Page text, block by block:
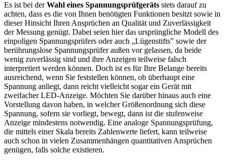
Es ist bei derWahl eines Spannungsprüfgeräts stets darauf zu
achten, dass es die von Ihnen benötigten Funktionen besitzt sowie in
dieser Hinsicht Ihren Ansprüchen an Qualität und Zuverlässigkeit
der Messung genügt. Dabei seien hier das ursprüngliche Modell des
einpoligen Spannungsprüfers oder auch „Lügenstifts” sowie der
berührungslose Spannungsprüfer außen vor gelassen, da beide
wenig zuverlässig sind und ihre Anzeigen teilweise falsch
interpretiert werden können. Doch ist es für Ihre Belange bereits
ausreichend, wenn Sie feststellen können, ob überhaupt eine
Spannung anliegt, dann reicht vielleicht sogar ein Gerät mit
zweifacher LED-Anzeige. Möchten Sie darüber hinaus auch eine
Vorstellung davon haben, in welcher Größenordnung sich diese
Spannung, sofern sie vorliegt, bewegt, dann ist die stufenweise
Anzeige mindestens notwendig. Eine analoge Spannungsprüfung,
die mittels einer Skala bereits Zahlenwerte liefert, kann teilweise
auch schon in vielen Zusammenhängen quantitativen Ansprüchen
genügen, falls solche existieren.